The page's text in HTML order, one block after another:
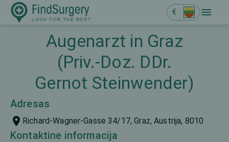
€
Augenarzt in Graz
(Priv.-Doz. DDr.
Gernot Steinwender)
Adresas
Richard-Wagner-Gasse 34/17, Graz, Austrija, 8010
Kontaktine informacija